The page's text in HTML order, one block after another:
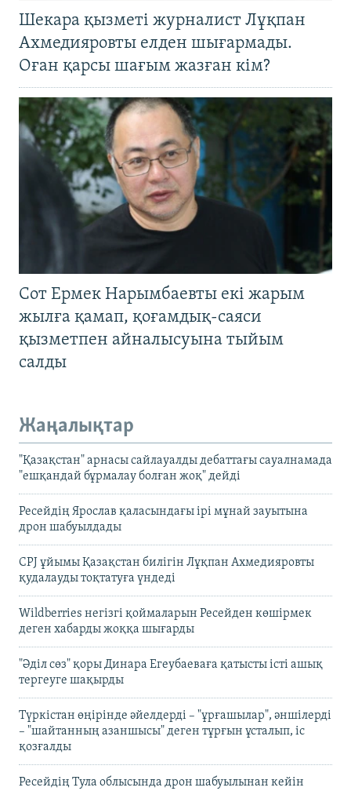
Шекара қызметі журналист Лұқпан
Ахмедияровты елден шығармады.
Оған қарсы шағым жазған кім?
Сот Ермек Нарымбаевты екі жарым
жылға қамап, қоғамдық-саяси
қызметпен айналысуына тыйым
салды
Жаңалықтар
"Қазақстан" арнасы сайлауалды дебаттағы сауалнамада
"ешқандай бұрмалау болған жоқ" дейді
Ресейдің Ярослав қаласындағы ірі мұнай зауытына
дрон шабуылдады
CPJ ұйымы Қазақстан билігін Лұқпан Ахмедияровты
қудалауды тоқтатуға үндеді
Wildberries негізгі қоймаларын Ресейден көшірмек
деген хабарды жоққа шығарды
"Әділ сөз" қоры Динара Егеубаеваға қатысты істі ашық
тергеуге шақырды
Түркістан өңірінде әйелдерді – "ұрғашылар", әншілерді
– "шайтанның азаншысы" деген тұрғын ұсталып, іс
қозғалды
Ресейдің Тула облысында дрон шабуылынан кейін